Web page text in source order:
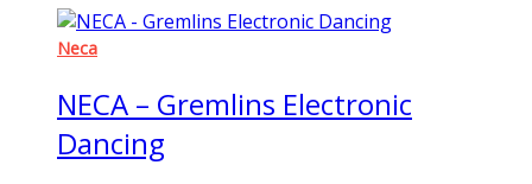
Neca
NECA – Gremlins Electronic
Dancing